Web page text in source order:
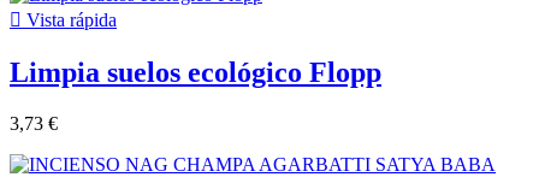
 Vista rápida
Limpia suelos ecológico Flopp
3,73 €